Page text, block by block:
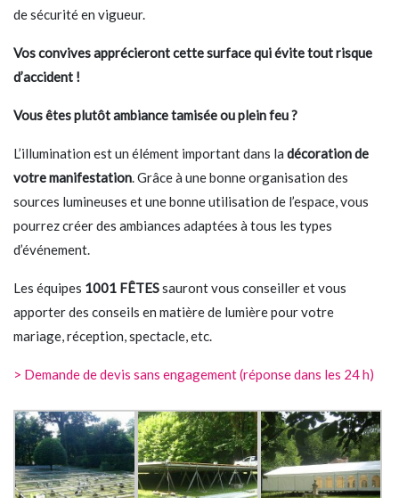
de sécurité en vigueur.
Vos convives apprécieront cette surface qui évite tout risque
d’accident !
Vous êtes plutôt ambiance tamisée ou plein feu ?
L’illumination est un élément important dans la décoration de
votre manifestation. Grâce à une bonne organisation des
sources lumineuses et une bonne utilisation de l’espace, vous
pourrez créer des ambiances adaptées à tous les types
d’événement.
Les équipes 1001 FÊTESsauront vous conseiller et vous
apporter des conseils en matière de lumière pour votre
mariage, réception, spectacle, etc.
> Demande de devis sans engagement (réponse dans les 24 h)